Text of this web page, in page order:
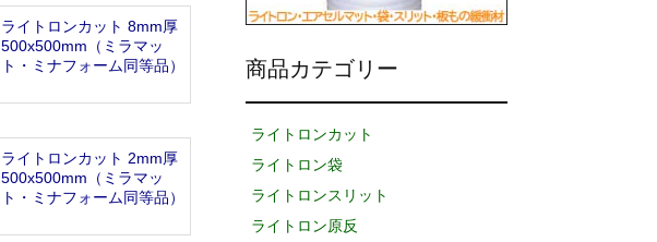
ライトロンカット 8mm厚
500x500mm（ミラマッ
ト・ミナフォーム同等品）
ライトロンカット 2mm厚
500x500mm（ミラマッ
ト・ミナフォーム同等品）
商品カテゴリー
ライトロンカット
ライトロン袋
ライトロンスリット
ライトロン原反